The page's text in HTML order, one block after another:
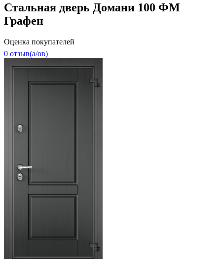
Стальная дверь Домани 100 ФМ
Графен
Оценка покупателей
0 отзыв(a/ов)